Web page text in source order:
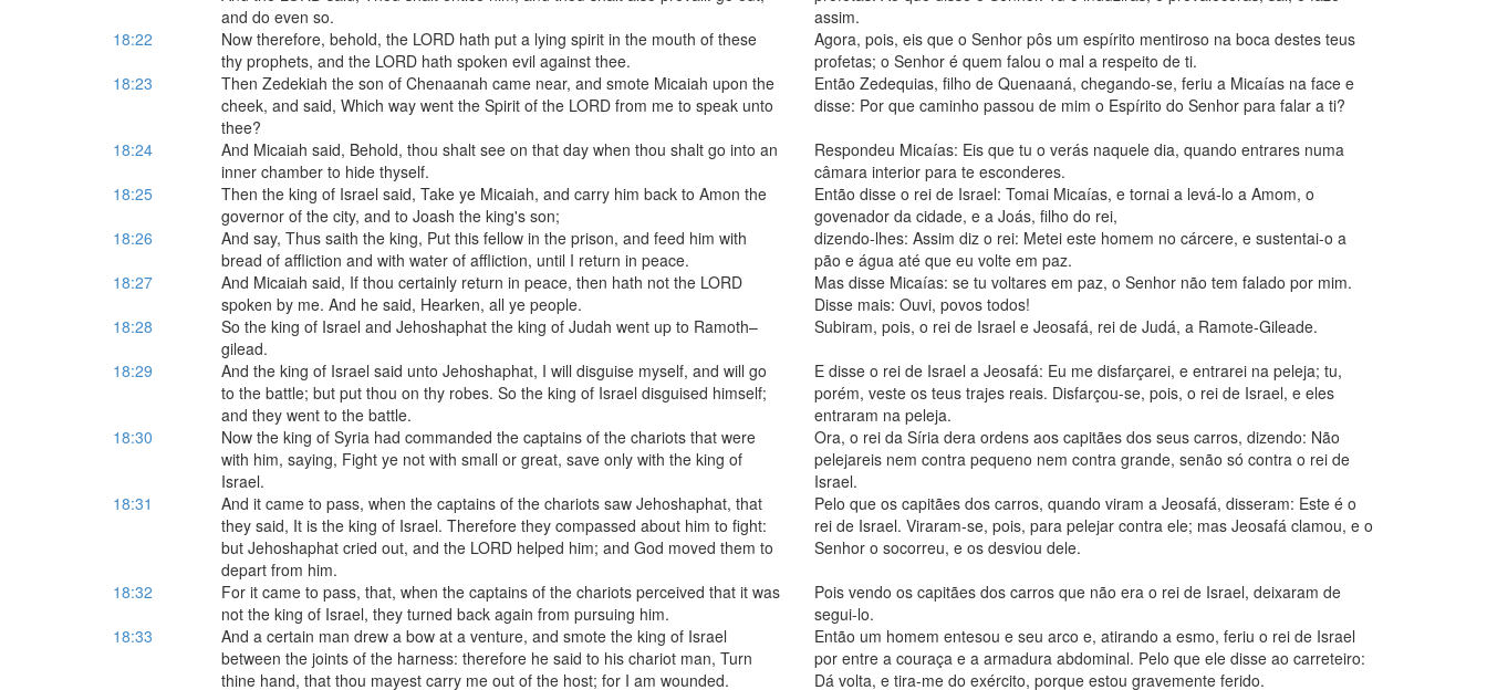
and do even so.
assim.
18:22
Now therefore, behold, the LORD hath put a lying spirit in the mouth of these
thy prophets, and the LORD hath spoken evil against thee.
Agora, pois, eis que o Senhor pôs um espírito mentiroso na boca destes teus
profetas; o Senhor é quem falou o mal a respeito de ti.
18:23
Then Zedekiah the son of Chenaanah came near, and smote Micaiah upon the
cheek, and said, Which way went the Spirit of the LORD from me to speak unto
thee?
Então Zedequias, filho de Quenaaná, chegando-se, feriu a Micaías na face e
disse: Por que caminho passou de mim o Espírito do Senhor para falar a ti?
18:24
And Micaiah said, Behold, thou shalt see on that day when thou shalt go into an
inner chamber to hide thyself.
Respondeu Micaías: Eis que tu o verás naquele dia, quando entrares numa
câmara interior para te esconderes.
18:25
Then the king of Israel said, Take ye Micaiah, and carry him back to Amon the
governor of the city, and to Joash the king's son;
Então disse o rei de Israel: Tomai Micaías, e tornai a levá-lo a Amom, o
govenador da cidade, e a Joás, filho do rei,
18:26
And say, Thus saith the king, Put this fellow in the prison, and feed him with
bread of affliction and with water of affliction, until I return in peace.
dizendo-lhes: Assim diz o rei: Metei este homem no cárcere, e sustentai-o a
pão e água até que eu volte em paz.
18:27
And Micaiah said, If thou certainly return in peace, then hath not the LORD
spoken by me. And he said, Hearken, all ye people.
Mas disse Micaías: se tu voltares em paz, o Senhor não tem falado por mim.
Disse mais: Ouvi, povos todos!
18:28
So the king of Israel and Jehoshaphat the king of Judah went up to Ramoth–
gilead.
Subiram, pois, o rei de Israel e Jeosafá, rei de Judá, a Ramote-Gileade.
18:29
And the king of Israel said unto Jehoshaphat, I will disguise myself, and will go
to the battle; but put thou on thy robes. So the king of Israel disguised himself;
and they went to the battle.
E disse o rei de Israel a Jeosafá: Eu me disfarçarei, e entrarei na peleja; tu,
porém, veste os teus trajes reais. Disfarçou-se, pois, o rei de Israel, e eles
entraram na peleja.
18:30
Now the king of Syria had commanded the captains of the chariots that were
with him, saying, Fight ye not with small or great, save only with the king of
Israel.
Ora, o rei da Síria dera ordens aos capitães dos seus carros, dizendo: Não
pelejareis nem contra pequeno nem contra grande, senão só contra o rei de
Israel.
18:31
And it came to pass, when the captains of the chariots saw Jehoshaphat, that
they said, It is the king of Israel. Therefore they compassed about him to fight:
but Jehoshaphat cried out, and the LORD helped him; and God moved them to
depart from him.
Pelo que os capitães dos carros, quando viram a Jeosafá, disseram: Este é o
rei de Israel. Viraram-se, pois, para pelejar contra ele; mas Jeosafá clamou, e o
Senhor o socorreu, e os desviou dele.
18:32
For it came to pass, that, when the captains of the chariots perceived that it was
not the king of Israel, they turned back again from pursuing him.
Pois vendo os capitães dos carros que não era o rei de Israel, deixaram de
segui-lo.
18:33
And a certain man drew a bow at a venture, and smote the king of Israel
between the joints of the harness: therefore he said to his chariot man, Turn
thine hand, that thou mayest carry me out of the host; for I am wounded.
Então um homem entesou e seu arco e, atirando a esmo, feriu o rei de Israel
por entre a couraça e a armadura abdominal. Pelo que ele disse ao carreteiro:
Dá volta, e tira-me do exército, porque estou gravemente ferido.